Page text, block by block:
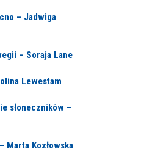
– Jadwiga
– Soraja Lane
Lewestam
słoneczników –
Marta Kozłowska